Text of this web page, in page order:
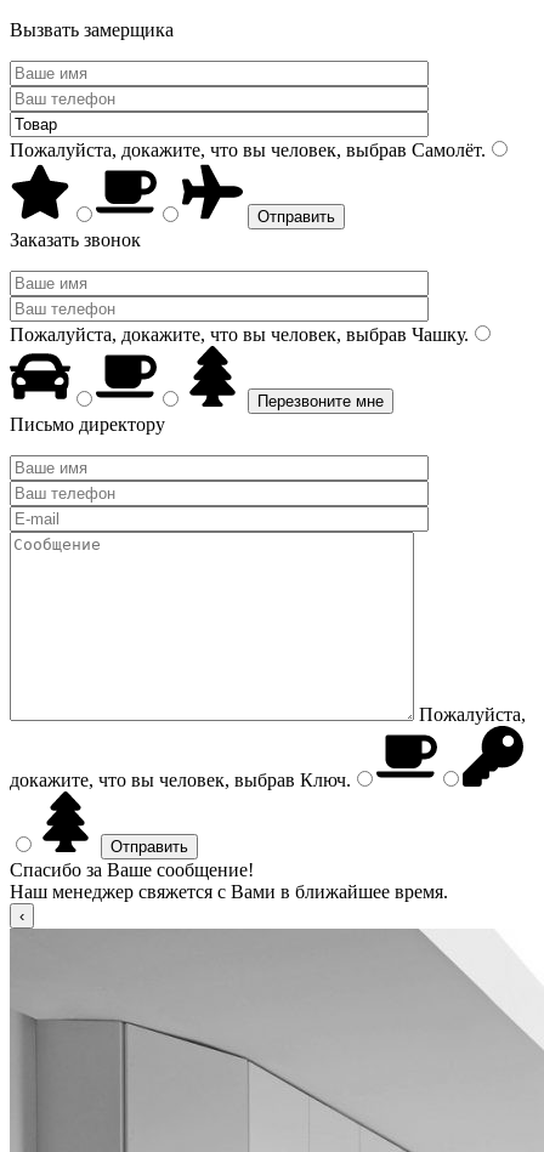
Вызвать замерщика
Пожалуйста, докажите, что вы человек, выбрав Самолёт.
Заказать звонок
Пожалуйста, докажите, что вы человек, выбрав Чашку.
Письмо директору
Пожалуйста,
докажите, что вы человек, выбрав Ключ.
Спасибо за Ваше сообщение!
Наш менеджер свяжется с Вами в ближайшее время.